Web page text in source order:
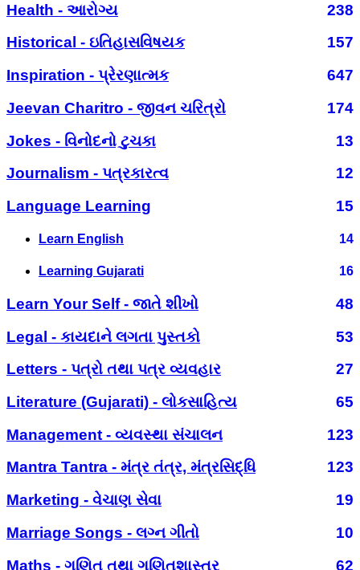
Health - આરોગ્ય
238
Historical - ઇતિહાસવિષયક
157
Inspiration - પ્રેરણાત્મક
647
Jeevan Charitro - જીવન ચરિત્રો
174
Jokes - વિનોદનો ટુચકા
13
Journalism - પત્રકારત્વ
12
Language Learning
15
Learn English 14
Learning Gujarati 16
Learn Your Self - જાતે શીખો
48
Legal - કાયદાને લગતા પુસ્તકો
53
Letters - પત્રો તથા પત્ર વ્યવહાર
27
Literature (Gujarati) - લોકસાહિત્ય
65
Management - વ્યવસ્થા સંચાલન
123
Mantra Tantra - મંત્ર તંત્ર, મંત્રસિદ્ધિ
123
Marketing - વેચાણ સેવા
19
Marriage Songs - લગ્ન ગીતો
10
Maths - ગણિત તથા ગણિતશાસ્ત્ર
62